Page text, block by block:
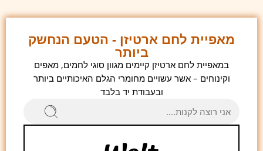
מאפיית לחם ארטיזן - הטעם הנחשק
ביותר
במאפיית לחם ארטיזן קיימים מגוון סוגי לחמים, מאפים
וקינוחים – אשר עשויים מחומרי הגלם האיכותיים ביותר
ובעבודת יד בלבד